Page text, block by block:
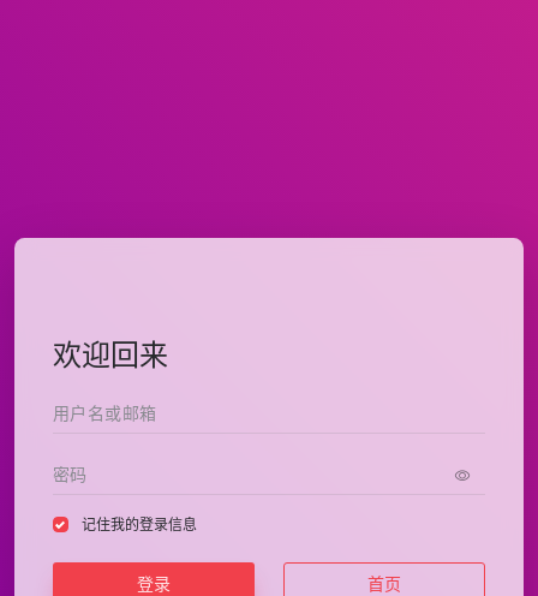
欢迎回来
记住我的登录信息
登录 首页